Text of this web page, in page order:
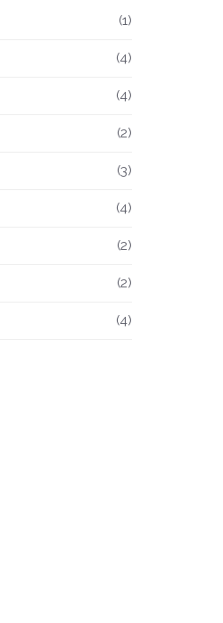
(1)
(4)
(4)
(2)
(3)
(4)
(2)
(2)
(4)